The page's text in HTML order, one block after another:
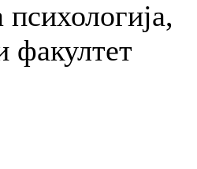
факултет